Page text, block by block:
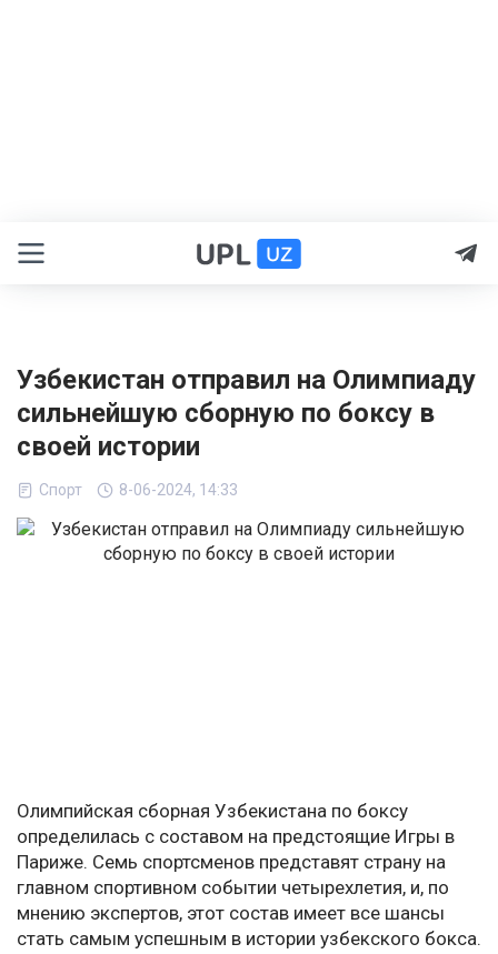
Узбекистан отправил на Олимпиаду
сильнейшую сборную по боксу в
своей истории
Спорт 8-06-2024, 14:33
Олимпийская сборная Узбекистана по боксу
определилась с составом на предстоящие Игры в
Париже. Семь спортсменов представят страну на
главном спортивном событии четырехлетия, и, по
мнению экспертов, этот состав имеет все шансы
стать самым успешным в истории узбекского бокса.